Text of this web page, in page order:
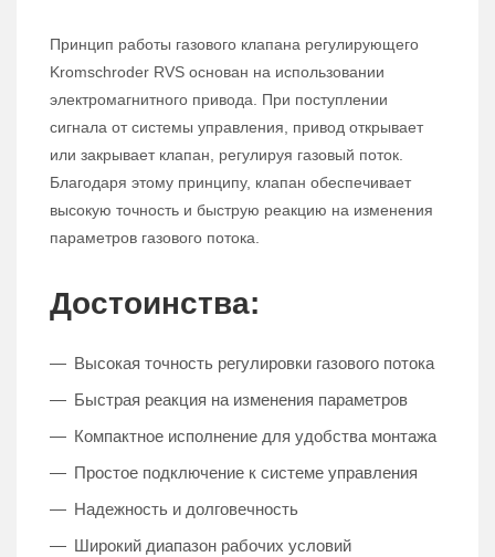
Принцип работы газового клапана регулирующего
Kromschroder RVS основан на использовании
электромагнитного привода. При поступлении
сигнала от системы управления, привод открывает
или закрывает клапан, регулируя газовый поток.
Благодаря этому принципу, клапан обеспечивает
высокую точность и быструю реакцию на изменения
параметров газового потока.
Достоинства:
Высокая точность регулировки газового потока
Быстрая реакция на изменения параметров
Компактное исполнение для удобства монтажа
Простое подключение к системе управления
Надежность и долговечность
Широкий диапазон рабочих условий